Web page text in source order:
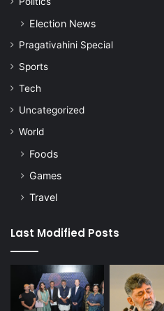
Election News
Pragativahini Special
Sports
Tech
Uncategorized
World
Foods
Games
Travel
Last Modified Posts